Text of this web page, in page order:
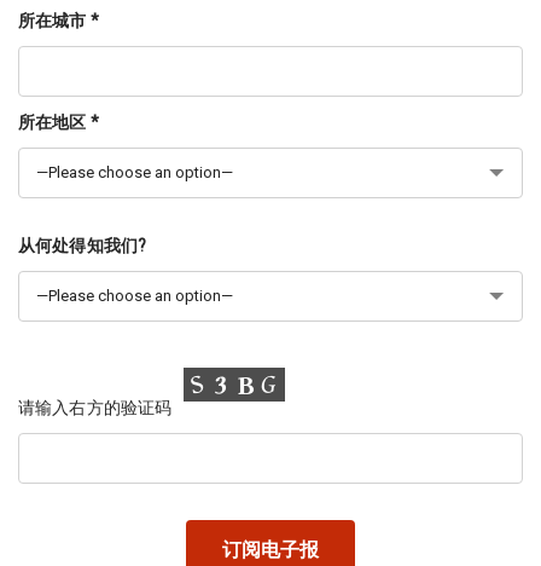
所在城市 *
所在地区 *
从何处得知我们?
请输入右方的验证码